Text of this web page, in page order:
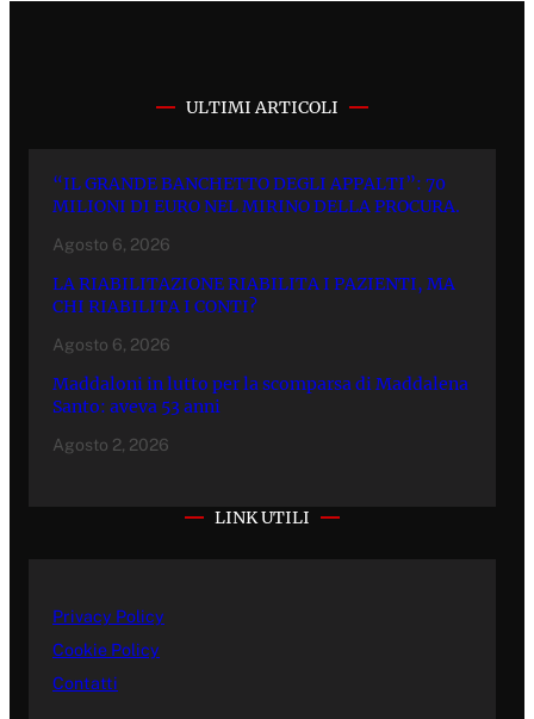
ULTIMI ARTICOLI
“IL GRANDE BANCHETTO DEGLI APPALTI”: 70
MILIONI DI EURO NEL MIRINO DELLA PROCURA.
Agosto 6, 2026
LA RIABILITAZIONE RIABILITA I PAZIENTI, MA
CHI RIABILITA I CONTI?
Agosto 6, 2026
Maddaloni in lutto per la scomparsa di Maddalena
Santo: aveva 53 anni
Agosto 2, 2026
LINK UTILI
Privacy Policy
Cookie Policy
Contatti